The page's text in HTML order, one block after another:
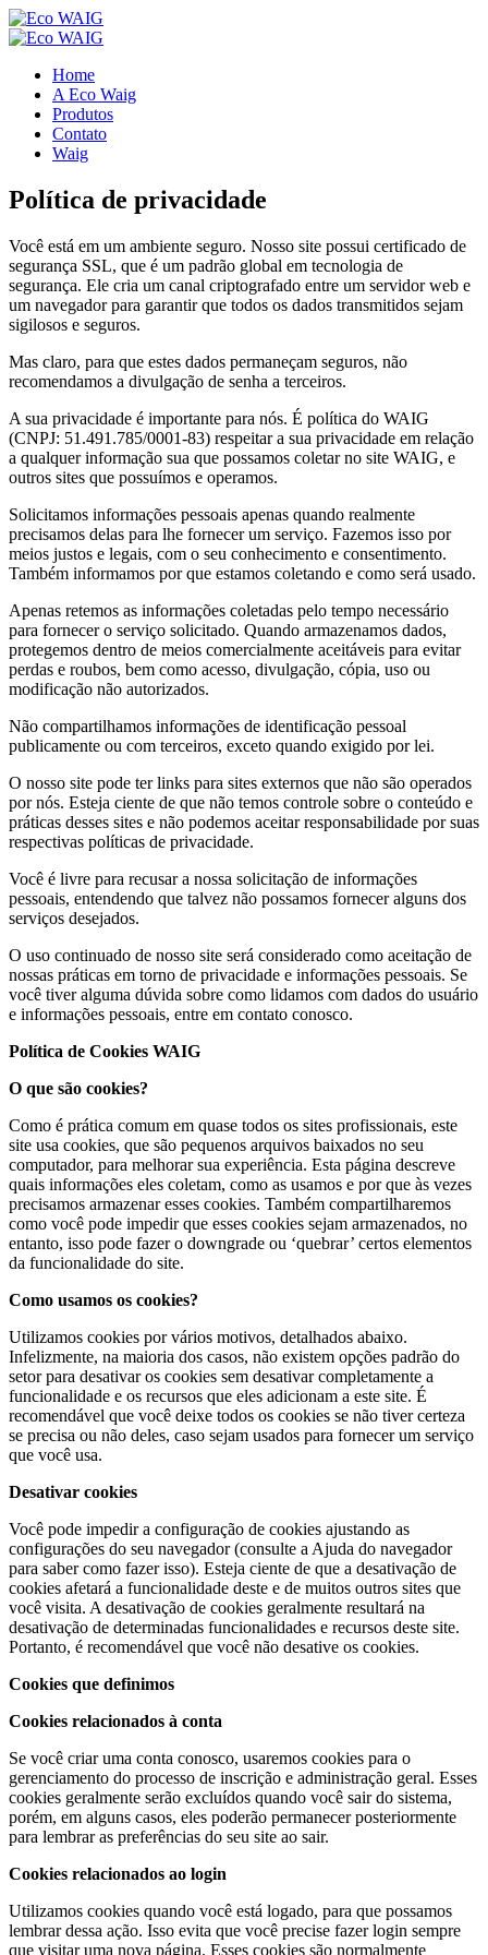
Home
A Eco Waig
Produtos
Contato
Waig
Política de privacidade
Você está em um ambiente seguro. Nosso site possui certificado de
segurança SSL, que é um padrão global em tecnologia de
segurança. Ele cria um canal criptografado entre um servidor web e
um navegador para garantir que todos os dados transmitidos sejam
sigilosos e seguros.
Mas claro, para que estes dados permaneçam seguros, não
recomendamos a divulgação de senha a terceiros.
A sua privacidade é importante para nós. É política do WAIG
(CNPJ: 51.491.785/0001-83) respeitar a sua privacidade em relação
a qualquer informação sua que possamos coletar no site WAIG, e
outros sites que possuímos e operamos.
Solicitamos informações pessoais apenas quando realmente
precisamos delas para lhe fornecer um serviço. Fazemos isso por
meios justos e legais, com o seu conhecimento e consentimento.
Também informamos por que estamos coletando e como será usado.
Apenas retemos as informações coletadas pelo tempo necessário
para fornecer o serviço solicitado. Quando armazenamos dados,
protegemos dentro de meios comercialmente aceitáveis ​​para evitar
perdas e roubos, bem como acesso, divulgação, cópia, uso ou
modificação não autorizados.
Não compartilhamos informações de identificação pessoal
publicamente ou com terceiros, exceto quando exigido por lei.
O nosso site pode ter links para sites externos que não são operados
por nós. Esteja ciente de que não temos controle sobre o conteúdo e
práticas desses sites e não podemos aceitar responsabilidade por suas
respectivas políticas de privacidade.
Você é livre para recusar a nossa solicitação de informações
pessoais, entendendo que talvez não possamos fornecer alguns dos
serviços desejados.
O uso continuado de nosso site será considerado como aceitação de
nossas práticas em torno de privacidade e informações pessoais. Se
você tiver alguma dúvida sobre como lidamos com dados do usuário
e informações pessoais, entre em contato conosco.
Política de Cookies WAIG
O que são cookies?
Como é prática comum em quase todos os sites profissionais, este
site usa cookies, que são pequenos arquivos baixados no seu
computador, para melhorar sua experiência. Esta página descreve
quais informações eles coletam, como as usamos e por que às vezes
precisamos armazenar esses cookies. Também compartilharemos
como você pode impedir que esses cookies sejam armazenados, no
entanto, isso pode fazer o downgrade ou ‘quebrar’ certos elementos
da funcionalidade do site.
Como usamos os cookies?
Utilizamos cookies por vários motivos, detalhados abaixo.
Infelizmente, na maioria dos casos, não existem opções padrão do
setor para desativar os cookies sem desativar completamente a
funcionalidade e os recursos que eles adicionam a este site. É
recomendável que você deixe todos os cookies se não tiver certeza
se precisa ou não deles, caso sejam usados ​​para fornecer um serviço
que você usa.
Desativar cookies
Você pode impedir a configuração de cookies ajustando as
configurações do seu navegador (consulte a Ajuda do navegador
para saber como fazer isso). Esteja ciente de que a desativação de
cookies afetará a funcionalidade deste e de muitos outros sites que
você visita. A desativação de cookies geralmente resultará na
desativação de determinadas funcionalidades e recursos deste site.
Portanto, é recomendável que você não desative os cookies.
Cookies que definimos
Cookies relacionados à conta
Se você criar uma conta conosco, usaremos cookies para o
gerenciamento do processo de inscrição e administração geral. Esses
cookies geralmente serão excluídos quando você sair do sistema,
porém, em alguns casos, eles poderão permanecer posteriormente
para lembrar as preferências do seu site ao sair.
Cookies relacionados ao login
Utilizamos cookies quando você está logado, para que possamos
lembrar dessa ação. Isso evita que você precise fazer login sempre
que visitar uma nova página. Esses cookies são normalmente